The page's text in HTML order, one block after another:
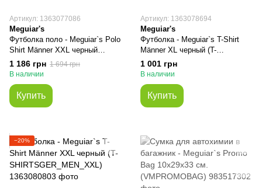
Артикул: 1363077086
Meguiar's
Футболка поло - Meguiar`s Polo
Shirt Männer XXL черный
(POLOGER_MEN_XXL)
1 186 грн 1 694 грн
В наличии
Купить
Артикул: 1363078694
Meguiar's
Футболка - Meguiar`s T-Shirt
Männer XL черный (T-
SHIRTSGER_MEN_XL)
1 001 грн
В наличии
Купить
−20%